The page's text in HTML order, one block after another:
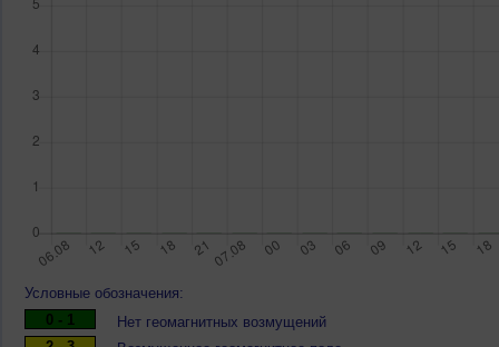
Условные обозначения:
0 - 1
Нет геомагнитных возмущений